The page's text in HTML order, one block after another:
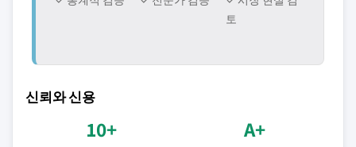
토
신뢰와 신용
10+ A+